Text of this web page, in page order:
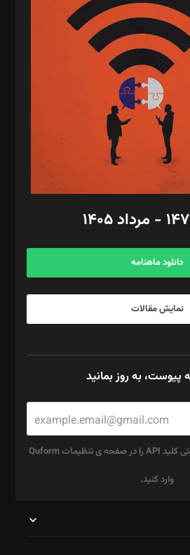
برهمند، یسنا امان‌پور، سروش کرمیان،
رجبی، زهرا فکرانه، فائزه فتحی
مانی لطفی زاده
ثابت
کاظمی‌نیا
دانلود ماهنامه
نمایش مقالات
پیوست، به روز بمانید
برای استفاده از ریکپچا بایستی کلید API را در صفحه ی تنظیمات Quform
وارد کنید.